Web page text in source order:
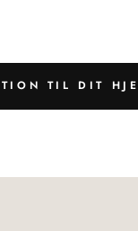
TIL DIT